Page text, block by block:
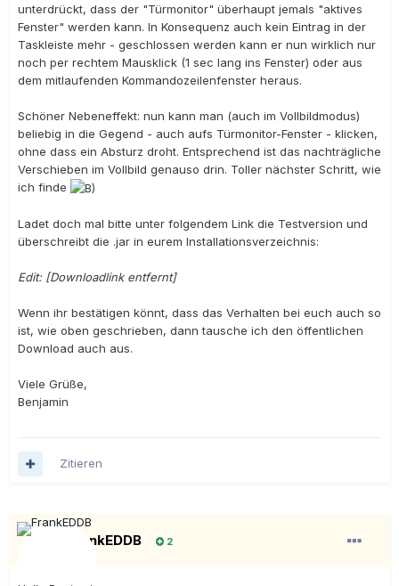
unterdrückt, dass der "Türmonitor" überhaupt jemals "aktives
Fenster" werden kann. In Konsequenz auch kein Eintrag in der
Taskleiste mehr - geschlossen werden kann er nun wirklich nur
noch per rechtem Mausklick (1 sec lang ins Fenster) oder aus
dem mitlaufenden Kommandozeilenfenster heraus.
Schöner Nebeneffekt: nun kann man (auch im Vollbildmodus)
beliebig in die Gegend - auch aufs Türmonitor-Fenster - klicken,
ohne dass ein Absturz droht. Entsprechend ist das nachträgliche
Verschieben im Vollbild genauso drin. Toller nächster Schritt, wie
ich finde
Ladet doch mal bitte unter folgendem Link die Testversion und
überschreibt die .jar in eurem Installationsverzeichnis:
Edit: [Downloadlink entfernt]
Wenn ihr bestätigen könnt, dass das Verhalten bei euch auch so
ist, wie oben geschrieben, dann tausche ich den öffentlichen
Download auch aus.
Viele Grüße,
Benjamin
Zitieren
FrankEDDB 2